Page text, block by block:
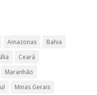
Amazonas
Bahia
Ceará
Maranhão
Minas Gerais